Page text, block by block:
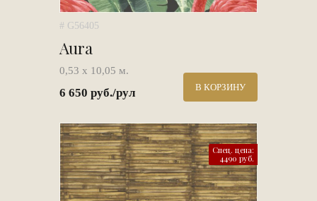
# G56405
Aura
0,53 х 10,05 м.
6 650 руб./рул В КОРЗИНУ
Спец. цена:
4490 руб.